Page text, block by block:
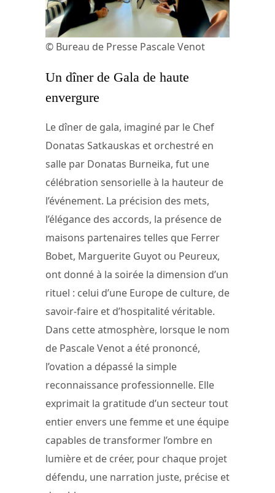
© Bureau de Presse Pascale Venot
Un dîner de Gala de haute
envergure
Le dîner de gala, imaginé par le Chef
Donatas Satkauskas et orchestré en
salle par Donatas Burneika, fut une
célébration sensorielle à la hauteur de
l’événement. La précision des mets,
l’élégance des accords, la présence de
maisons partenaires telles que Ferrer
Bobet, Marguerite Guyot ou Peureux,
ont donné à la soirée la dimension d’un
rituel : celui d’une Europe de culture, de
savoir-faire et d’hospitalité véritable.
Dans cette atmosphère, lorsque le nom
de Pascale Venot a été prononcé,
l’ovation a dépassé la simple
reconnaissance professionnelle. Elle
exprimait la gratitude d’un secteur tout
entier envers une femme et une équipe
capables de transformer l’ombre en
lumière et de créer, pour chaque projet
défendu, une narration juste, précise et